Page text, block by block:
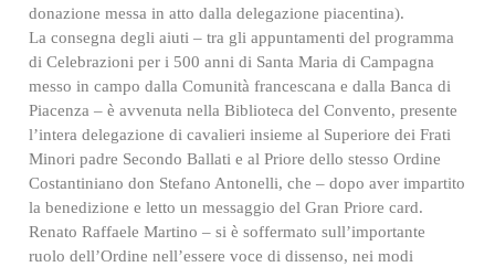
donazione messa in atto dalla delegazione piacentina).
La consegna degli aiuti – tra gli appuntamenti del programma
di Celebrazioni per i 500 anni di Santa Maria di Campagna
messo in campo dalla Comunità francescana e dalla Banca di
Piacenza – è avvenuta nella Biblioteca del Convento, presente
l’intera delegazione di cavalieri insieme al Superiore dei Frati
Minori padre Secondo Ballati e al Priore dello stesso Ordine
Costantiniano don Stefano Antonelli, che – dopo aver impartito
la benedizione e letto un messaggio del Gran Priore card.
Renato Raffaele Martino – si è soffermato sull’importante
ruolo dell’Ordine nell’essere voce di dissenso, nei modi